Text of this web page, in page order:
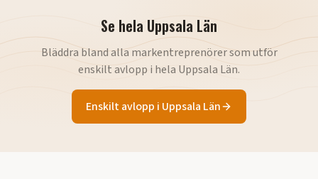
Se hela Uppsala Län
Bläddra bland alla markentreprenörer som utför
enskilt avlopp i hela Uppsala Län.
Enskilt avlopp i Uppsala Län